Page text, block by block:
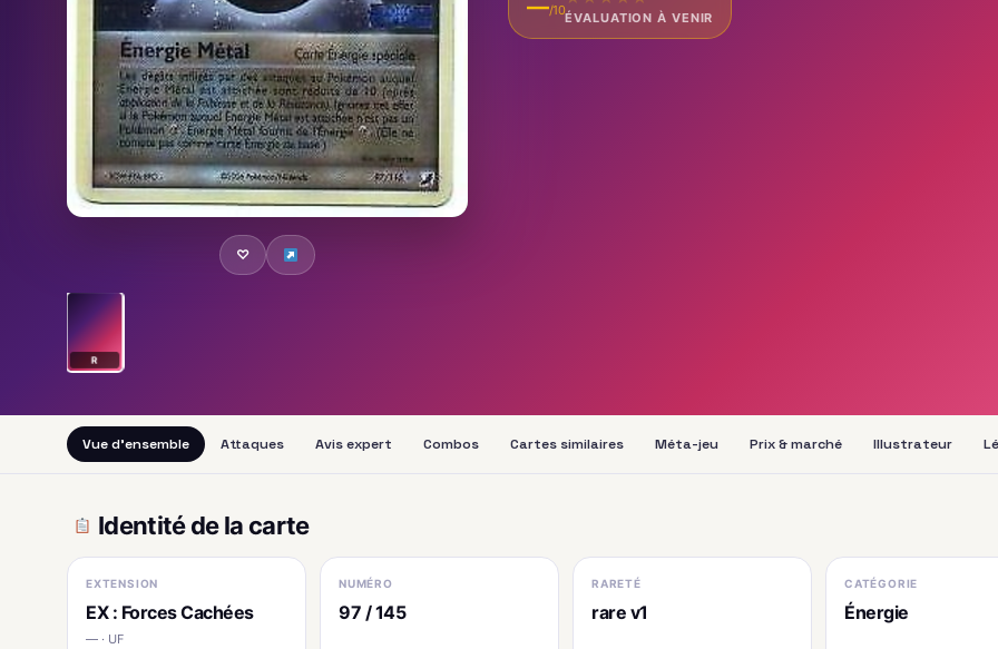
♡
R
—/10
ÉVALUATION À VENIR
Vue d'ensemble Attaques Avis expert Combos Cartes similaires Méta-jeu Prix & marché Illustrateur
Identité de la carte
EXTENSION
EX : Forces Cachées
— · UF
NUMÉRO
97 / 145
RARETÉ
rare v1
CATÉGORIE
Énergie